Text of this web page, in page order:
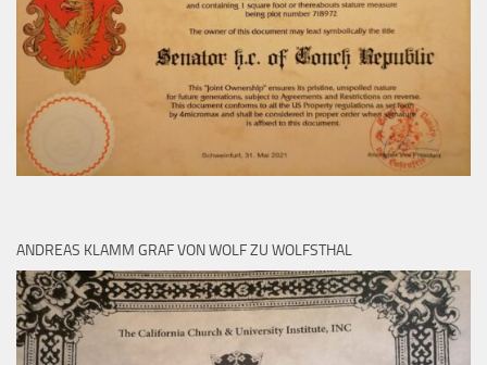
ANDREAS KLAMM GRAF VON WOLF ZU WOLFSTHAL